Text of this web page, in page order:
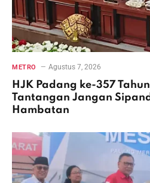
METRO Agustus 7, 2026
HJK Padang ke-357
Tantangan Jangan
Hambatan